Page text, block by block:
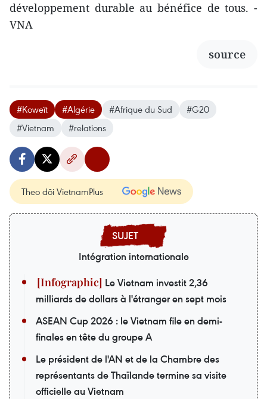
développement durable au bénéfice de tous. -
VNA
source
#Koweït #Algérie #Afrique du Sud
#G20
#Vietnam
#relations
Theo dõi VietnamPlus
Intégration internationale
Le Vietnam investit 2,36
milliards de dollars à l'étranger en sept mois
ASEAN Cup 2026 : le Vietnam file en demi-
finales en tête du groupe A
Le président de l'AN et de la Chambre des
représentants de Thaïlande termine sa visite
officielle au Vietnam